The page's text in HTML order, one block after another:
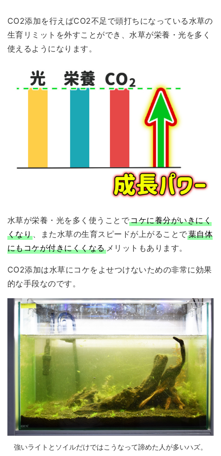
CO2添加を行えばCO2不足で頭打ちになっている水草の
生育リミットを外すことができ、 水草が栄養・光を多く
使えるようになります。
水草が栄養・光を多く使うことでコケに養分がいきにく
くなり 、また水草の生育スピードが上がることで葉自体
にもコケが付きにくくなるメリットもあります。
CO2添加は水草にコケをよせつけないための非常に効果
的な手段なのです。
強いライトとソイルだけではこうなって諦めた人が多いハズ。